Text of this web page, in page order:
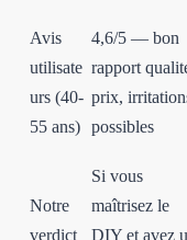
Avis
utilisate
urs (40-
55 ans)
4,6/5 — bon
rapport
prix,
possibles
Notre
verdict
Si vous
maîtrisez le
DIY et avez